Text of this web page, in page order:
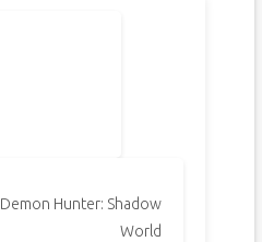
Demon Hunter: Shadow
World